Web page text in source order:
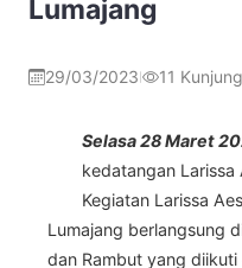
Lumajang
29/03/2023 11
Selasa 28 Maret
kedatangan
Kegiatan Larissa
Lumajang berlangsung
dan Rambut yang